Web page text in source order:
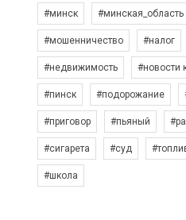
#минск #минская_область
#мошенничество #налог
#недвижимость #новости
#пинск #подорожание
#приговор #пьяный
#сигарета #суд
#школа